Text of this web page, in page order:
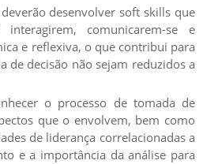
desenvolver soft skills que
comunicarem-se e
e reflexiva, o que contribui para
de decisão não sejam reduzidos a
o processo de tomada de
que o envolvem, bem como
de liderança correlacionadas a
e a importância da análise para